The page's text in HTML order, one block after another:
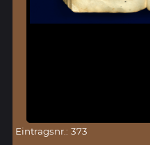
Eintragsnr.: 373